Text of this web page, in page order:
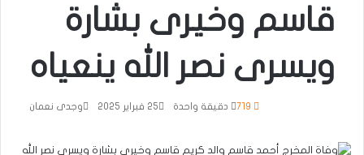
قاسم وخيرى بشارة
ويسرى نصر الله ينعياه
وجدى نعمان 25 فبراير 2025 دقيقة واحدة